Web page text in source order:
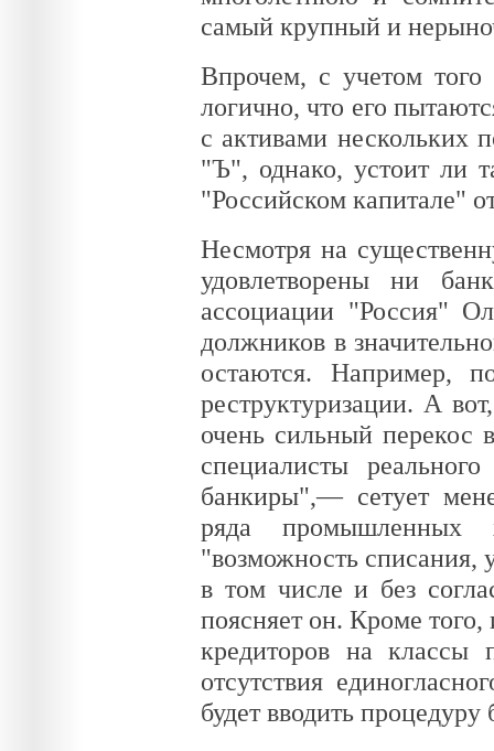
самый крупный и
Впрочем, с учетом того
логично, что его
с активами нескольких
"Ъ", однако, устоит ли
"Российском капитале"
Несмотря на
удовлетворены ни
ассоциации "Россия"
должников в
остаются. Например,
реструктуризации. А
очень сильный перекос
специалисты
банкиры",— сетует
ряда промышленных
"возможность списания,
в том числе и без
поясняет он. Кроме
кредиторов на классы
отсутствия
будет вводить